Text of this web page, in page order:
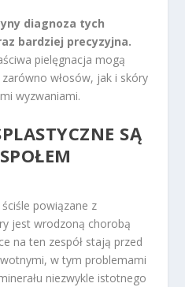
diagnoza tych
bardziej precyzyjna.
pielęgnacja mogą
włosów, jak i skóry
wyzwaniami.
SĄ
ściśle powiązane z
jest wrodzoną chorobą
na ten zespół stają przed
w tym problemami
niezwykle istotnego